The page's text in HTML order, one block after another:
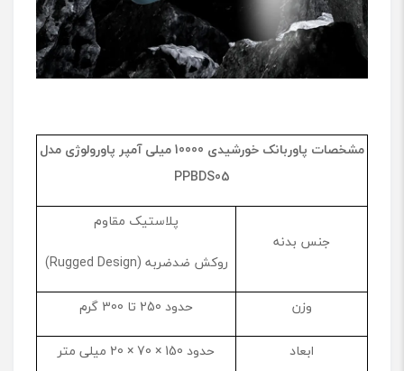
مشخصات پاوربانک خورشیدی 10000 میلی آمپر پاورولوژی مدل
PPBDS05
جنس بدنه
پلاستیک مقاوم
روکش ضدضربه (Rugged Design)
وزن
حدود 250 تا 300 گرم
ابعاد
حدود 150 × 70 × 20 میلی متر